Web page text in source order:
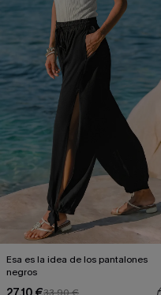
Esa es la idea de los pantalones
negros